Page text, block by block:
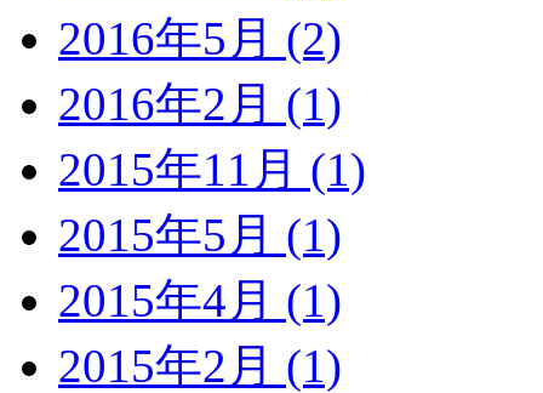
2016年5月 (2)
2016年2月 (1)
2015年11月 (1)
2015年5月 (1)
2015年4月 (1)
2015年2月 (1)